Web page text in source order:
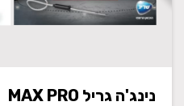
נינג'ה גריל MAX PRO